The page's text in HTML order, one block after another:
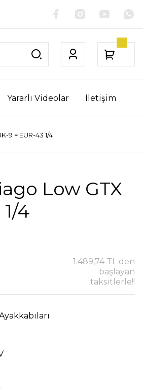
Yararlı Videolar İletişim
9 = EUR-43 1/4
Low GTX
4
1.489,74 TL den
başlayan
taksitlerle!!